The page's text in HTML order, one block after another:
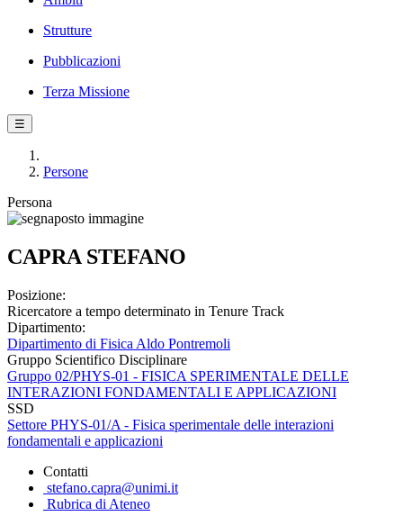
Strutture
Pubblicazioni
Terza Missione
☰
Persone
Persona
CAPRA STEFANO
Posizione:
Ricercatore a tempo determinato in Tenure Track
Dipartimento:
Dipartimento di Fisica Aldo Pontremoli
Gruppo Scientifico Disciplinare
Gruppo 02/PHYS-01 - FISICA SPERIMENTALE DELLE
INTERAZIONI FONDAMENTALI E APPLICAZIONI
SSD
Settore PHYS-01/A - Fisica sperimentale delle interazioni
fondamentali e applicazioni
Contatti
stefano.capra@unimi.it
Rubrica di Ateneo